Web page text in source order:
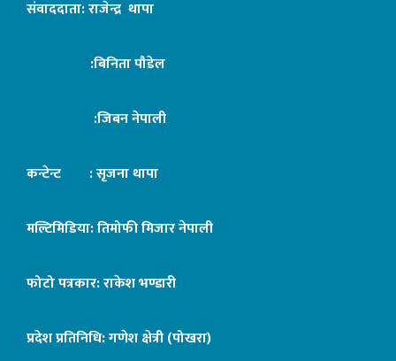
संवाददाता: राजेन्द्र थापा
:बिनिता पौडेल
:जिबन नेपाली
कन्टेन्ट : सृजना थापा
मल्टिमिडिया: तिमोफी मिजार नेपाली
फोटो पत्रकार: राकेश भण्डारी
प्रदेश प्रतिनिधि: गणेश क्षेत्री (पोखरा)